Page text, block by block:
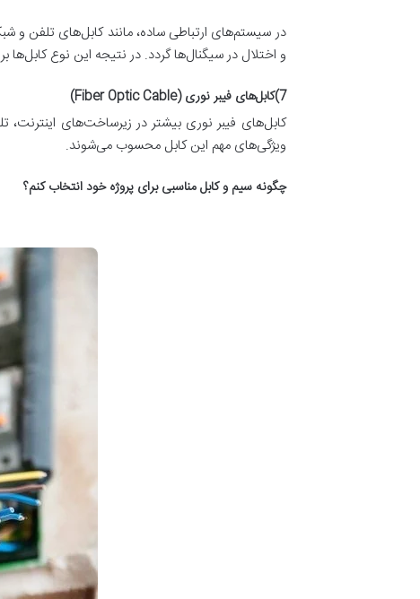
در سیستم‌های ارتباطی ساده، مانند کابل‌های تلفن و
و اختلال در سیگنال‌ها گردد. در نتیجه این نوع
7)کابل‌های فیبر نوری (Fiber Optic Cable)
کابل‌های فیبر نوری بیشتر در زیرساخت‌های
ویژگی‌های مهم این کابل‌ محسوب می‌شوند.
چگونه سیم و کابل مناسبی برای پروژه خود انتخاب کنم؟